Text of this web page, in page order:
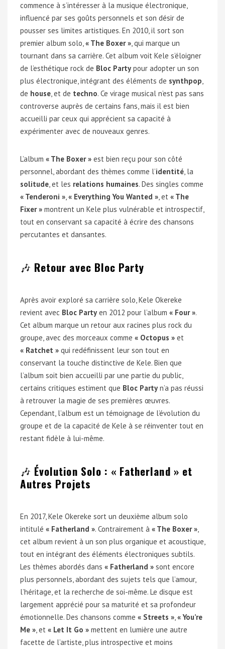
commence à s’intéresser à la musique électronique,
influencé par ses goûts personnels et son désir de
pousser ses limites artistiques. En 2010, il sort son
premier album solo,« The Boxer », qui marque un
tournant dans sa carrière. Cet album voit Kele s’éloigner
de l’esthétique rock de Bloc Partypour adopter un son
plus électronique, intégrant des éléments de synthpop,
de house, et de techno. Ce virage musical n’est pas sans
controverse auprès de certains fans, mais il est bien
accueilli par ceux qui apprécient sa capacité à
expérimenter avec de nouveaux genres.
L’album « The Boxer » est bien reçu pour son côté
personnel, abordant des thèmes comme l’identité, la
solitude, et les relations humaines. Des singles comme
« Tenderoni »,« Everything You Wanted », et « The
Fixer » montrent un Kele plus vulnérable et introspectif,
tout en conservant sa capacité à écrire des chansons
percutantes et dansantes.
🎶 Retour avec Bloc Party
Après avoir exploré sa carrière solo, Kele Okereke
revient avec Bloc Partyen 2012 pour l’album « Four ».
Cet album marque un retour aux racines plus rock du
groupe, avec des morceaux comme « Octopus » et
« Ratchet » qui redéfinissent leur son tout en
conservant la touche distinctive de Kele. Bien que
l’album soit bien accueilli par une partie du public,
certains critiques estiment que Bloc Partyn’a pas réussi
à retrouver la magie de ses premières œuvres.
Cependant, l’album est un témoignage de l’évolution du
groupe et de la capacité de Kele à se réinventer tout en
restant fidèle à lui-même.
🎶 Évolution Solo : « Fatherland » et
Autres Projets
En 2017, Kele Okereke sort un deuxième album solo
intitulé « Fatherland ». Contrairement à « The Boxer »,
cet album revient à un son plus organique et acoustique,
tout en intégrant des éléments électroniques subtils.
Les thèmes abordés dans « Fatherland » sont encore
plus personnels, abordant des sujets tels que l’amour,
l’héritage, et la recherche de soi-même. Le disque est
largement apprécié pour sa maturité et sa profondeur
émotionnelle. Des chansons comme « Streets »,« You’re
Me », et « Let It Go » mettent en lumière une autre
facette de l’artiste, plus introspective et moins